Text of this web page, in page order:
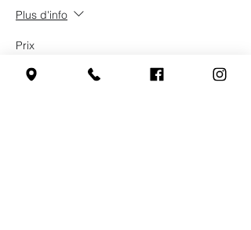
Plus d'info
Prix
5,00 €